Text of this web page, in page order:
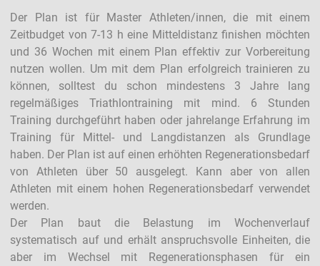
Der Plan ist für Master Athleten/innen, die mit einem
Zeitbudget von 7-13 h eine Mitteldistanz finishen möchten
und 36 Wochen mit einem Plan effektiv zur Vorbereitung
nutzen wollen. Um mit dem Plan erfolgreich trainieren zu
können, solltest du schon mindestens 3 Jahre lang
regelmäßiges Triathlontraining mit mind. 6 Stunden
Training durchgeführt haben oder jahrelange Erfahrung im
Training für Mittel- und Langdistanzen als Grundlage
haben. Der Plan ist auf einen erhöhten Regenerationsbedarf
von Athleten über 50 ausgelegt. Kann aber von allen
Athleten mit einem hohen Regenerationsbedarf verwendet
werden.
Der Plan baut die Belastung im Wochenverlauf
systematisch auf und erhält anspruchsvolle Einheiten, die
aber im Wechsel mit Regenerationsphasen für ein